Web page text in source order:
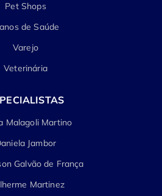
Pet Shops
de Saúde
Varejo
Veterinária
Malagoli Martino
Jambor
Galvão de França
Martinez